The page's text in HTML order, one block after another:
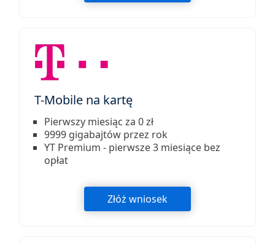
T-Mobile na kartę
Pierwszy miesiąc za 0 zł
9999 gigabajtów przez rok
YT Premium - pierwsze 3 miesiące bez
opłat
Złóż wniosek